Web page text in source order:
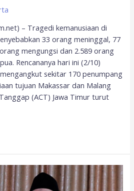
– Tragedi kemanusiaan di
33 orang meninggal, 77
mengungsi dan 2.589 orang
Rencananya hari ini (2/10)
sekitar 170 penumpang
tujuan Makassar dan Malang
(ACT) Jawa Timur turut